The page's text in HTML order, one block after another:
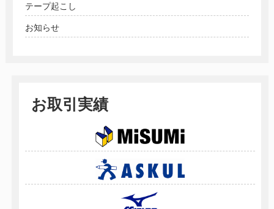
テープ起こし
お知らせ
お取引実績